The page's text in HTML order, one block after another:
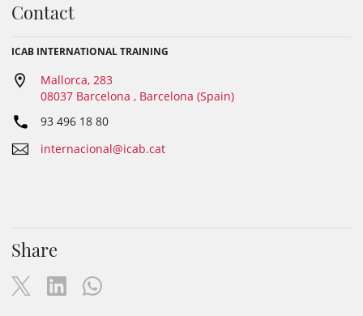
Contact
ICAB INTERNATIONAL TRAINING
Mallorca, 283
08037 Barcelona , Barcelona (Spain)
93 496 18 80
internacional@icab.cat
Share